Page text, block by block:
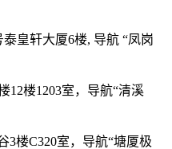
皇轩大厦6楼, 导航 “凤岗
12楼1203室，导航“清溪
3楼C320室，导航“塘厦极